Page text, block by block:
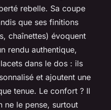
rebelle. Sa coupe
que ses finitions
chaînettes) évoquent
rendu authentique,
dans le dos : ils
et ajoutent une
tenue. Le confort ? Il
ne le pense, surtout